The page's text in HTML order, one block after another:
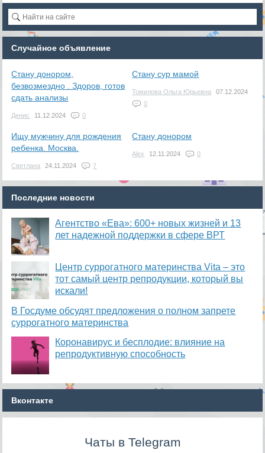
Случайное объявление
Стану донором,
безвозмездно . Здоров, готов
сдать анализы
Денис 11.12.2024 0
Стану сур мамой
Томилова Ольга Юрьевна
07.12.2024
0
Ищу мужчину для рождения
ребенка. Москва.
Светлана 24.11.2024 7
Стану донором
Alex 12.11.2024 0
Последние новости
Агентство «Ева»: 600+ новых жизней и 13
лет надежной поддержки в сфере ВРТ
​Центр суррогатного материнства Vita – это
тот самый центр репродукции, который вы
искали!
В Госдуме обсудят предложения о полном запрете
суррогатного материнства
Коронавирус и бесплодие: влияние на
репродуктивную способность
Вконтакте
Чаты в Telegram